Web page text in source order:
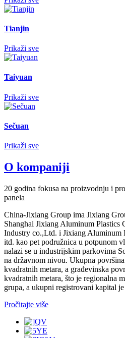
Tianjin
Prikaži sve
Taiyuan
Prikaži sve
Sečuan
Prikaži sve
O kompaniji
20 godina fokusa na proizvodnju i
panela
China-Jixiang Group ima Jixiang
Shanghai Jixiang Aluminum Plastics
Industry co.,Ltd. i Jixiang Aluminum
itd. kao pet podružnica u potpunom
nalazi se u industrijskim parkovima
na državnom nivou. Ukupna
kvadratnih metara, a građevinska
kvadratnih metara, što je regionalna
grupa, a ukupni registrovani kapital
Pročitajte više